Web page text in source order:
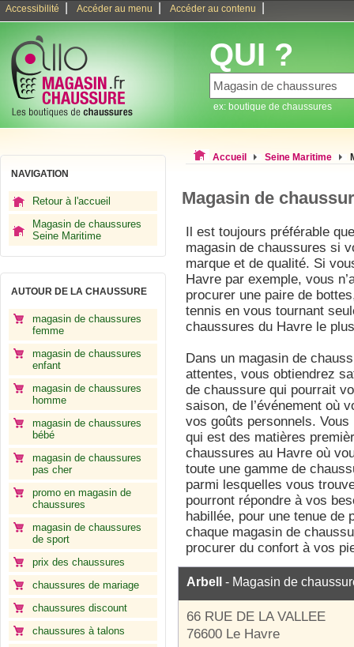
Accessibilité Accéder au menu Accéder au contenu
QUI ?
ex: boutique de chaussures
NAVIGATION
Retour à l'accueil
Magasin de chaussures
Seine Maritime
AUTOUR DE LA CHAUSSURE
magasin de chaussures
femme
magasin de chaussures
enfant
magasin de chaussures
homme
magasin de chaussures
bébé
magasin de chaussures
pas cher
promo en magasin de
chaussures
magasin de chaussures
de sport
prix des chaussures
chaussures de mariage
chaussures discount
chaussures à talons
Accueil Seine Maritime
Magasin de
Il est toujours préférable
magasin de chaussures si
marque et de qualité. Si
Havre par exemple, vous
procurer une paire de
tennis en vous tournant
chaussures du Havre le
Dans un magasin de
attentes, vous obtiendrez
de chaussure qui pourrait
saison, de l’événement où
vos goûts personnels.
qui est des matières
chaussures au Havre où
toute une gamme de
parmi lesquelles vous
pourront répondre à vos
habillée, pour une tenue de
chaque magasin de
procurer du confort à vos
Arbell - Magasin de
66 RUE DE LA VALLEE
76600 Le Havre